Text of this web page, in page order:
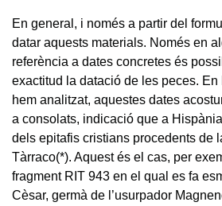
En general, i només a partir del
datar aquests materials. Només en
referència a dates concretes és
exactitud la datació de les peces.
hem analitzat, aquestes dates
a consolats, indicació que a
dels epitafis cristians procedents de
Tàrraco(*). Aquest és el cas, per
fragment RIT 943 en el qual es fa
Cèsar, germà de l’usurpador